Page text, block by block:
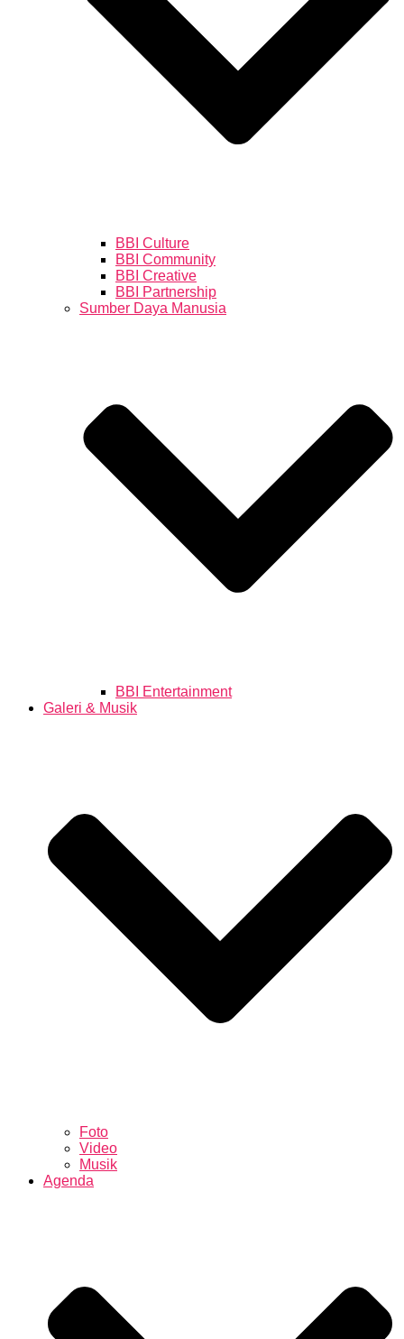
BBI Culture
BBI Community
BBI Creative
BBI Partnership
Sumber Daya Manusia
BBI Entertainment
Galeri & Musik
Foto
Video
Musik
Agenda